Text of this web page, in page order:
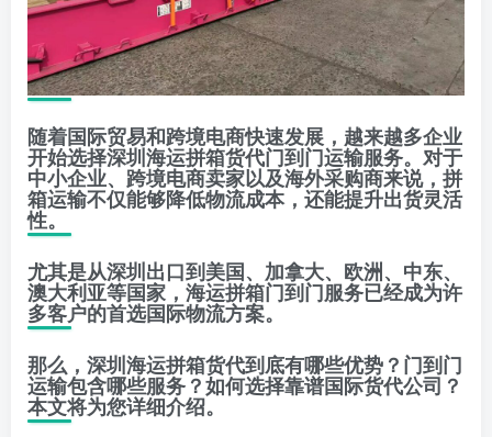
随着国际贸易和跨境电商快速发展，越来越多企业
开始选择深圳海运拼箱货代门到门运输服务。对于
中小企业、跨境电商卖家以及海外采购商来说，拼
箱运输不仅能够降低物流成本，还能提升出货灵活
性。
尤其是从深圳出口到美国、加拿大、欧洲、中东、
澳大利亚等国家，海运拼箱门到门服务已经成为许
多客户的首选国际物流方案。
那么，深圳海运拼箱货代到底有哪些优势？门到门
运输包含哪些服务？如何选择靠谱国际货代公司？
本文将为您详细介绍。